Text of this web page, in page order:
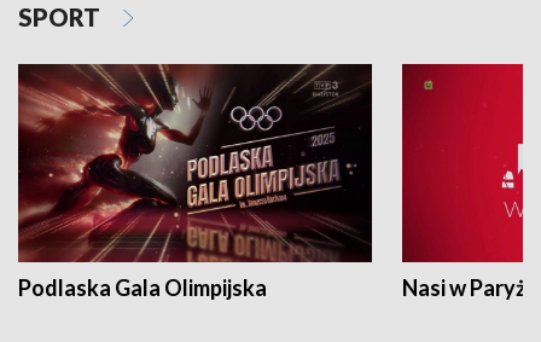
SPORT
Podlaska Gala Olimpijska Nasi w Paryżu